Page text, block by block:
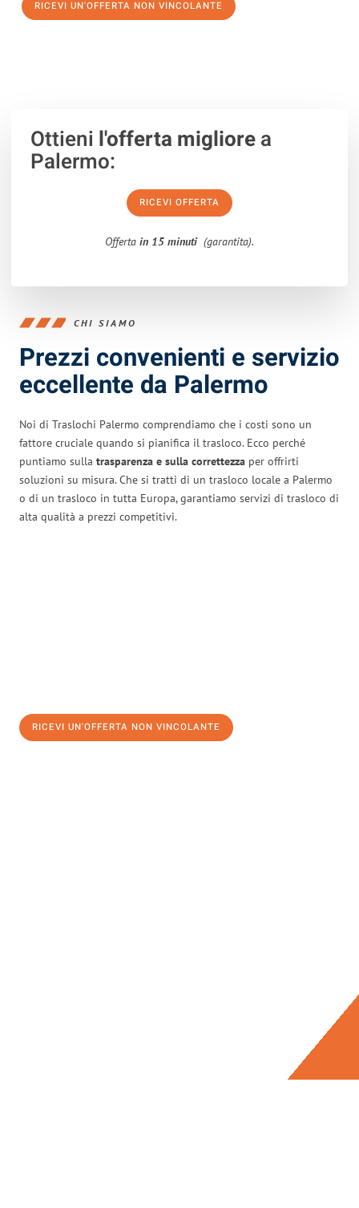
RICEVI UN'OFFERTA NON VINCOLANTE
Ottieni l'offerta migliorea
Palermo:
RICEVI OFFERTA
Offerta in 15 minuti (garantita).
CHI SIAMO
Prezzi convenienti e servizio
eccellente da Palermo
Noi di Traslochi Palermo comprendiamo che i costi sono un
fattore cruciale quando si pianifica il trasloco. Ecco perché
puntiamo sulla trasparenza e sulla correttezza per offrirti
soluzioni su misura. Che si tratti di un trasloco locale a Palermo
o di un trasloco in tutta Europa, garantiamo servizi di trasloco di
alta qualità a prezzi competitivi.
RICEVI UN'OFFERTA NON VINCOLANTE